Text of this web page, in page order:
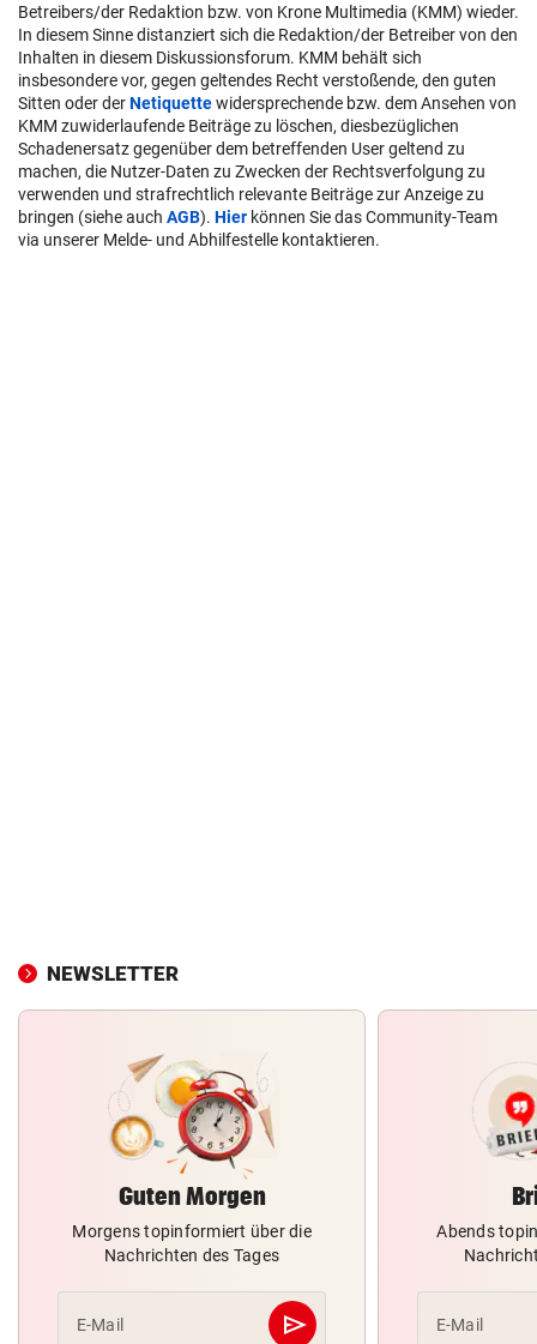
Betreibers/der Redaktion bzw. von Krone Multimedia (KMM) wieder.
In diesem Sinne distanziert sich die Redaktion/der Betreiber von den
Inhalten in diesem Diskussionsforum. KMM behält sich
insbesondere vor, gegen geltendes Recht verstoßende, den guten
Sitten oder derNetiquettewidersprechende bzw. dem Ansehen von
KMM zuwiderlaufende Beiträge zu löschen, diesbezüglichen
Schadenersatz gegenüber dem betreffenden User geltend zu
machen, die Nutzer-Daten zu Zwecken der Rechtsverfolgung zu
verwenden und strafrechtlich relevante Beiträge zur Anzeige zu
bringen (siehe auch AGB). Hier können Sie das Community-Team
via unserer Melde- und Abhilfestelle kontaktieren.
NEWSLETTER
Guten Morgen
Morgens topinformiert über die
Nachrichten des Tages
E-Mail send
Abschicken
Abends
E-Mail